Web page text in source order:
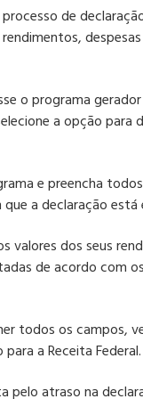
de
o programa
a opção para
e preencha
a declaração está
valores dos seus
de acordo com
todos os campos,
a Receita Federal.
pelo atraso na